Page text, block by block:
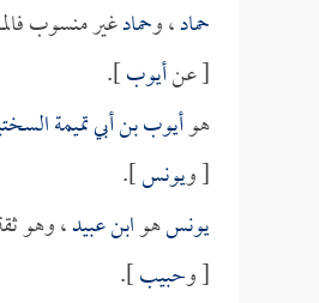
حماد، وحمادغير منسوب
[ عنأيوب].
هوأيوب بن أبي تميمة
[ ويونس].
يونسهوابن عبيد، وهو
[ وحبيب].